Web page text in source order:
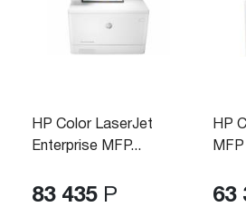
HP Color LaserJet
Enterprise MFP...
83 435 Р
HP
63